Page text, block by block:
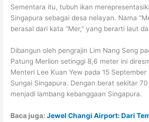
Sementara itu, tubuh ikan
Singapura sebagai desa nelayan. Nama
berasal dari kata “Mer,” yang berarti laut
Dibangun oleh pengrajin Lim Nang Seng
Patung Merlion setinggi 8,6 meter ini
Menteri Lee Kuan Yew pada 15 September
Sungai Singapura. Dengan berat sekitar
menjadi lambang kebanggaan Singapura.
Baca juga:Jewel Changi Airport: Dari